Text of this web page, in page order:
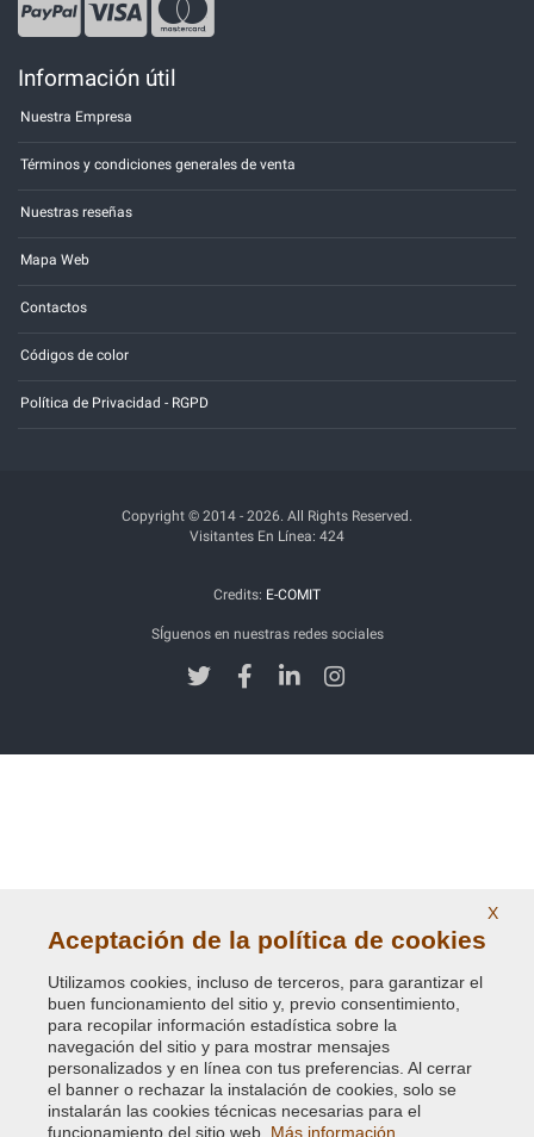
Información útil
Nuestra Empresa
Términos y condiciones generales de venta
Nuestras reseñas
Mapa Web
Contactos
Códigos de color
Política de Privacidad - RGPD
Copyright © 2014 - 2026. All Rights Reserved.
Visitantes En Línea: 424
Credits: E-COMIT
SÍguenos en nuestras redes sociales
X
Aceptación de la política de cookies
Utilizamos cookies, incluso de terceros, para garantizar el
buen funcionamiento del sitio y, previo consentimiento,
para recopilar información estadística sobre la
navegación del sitio y para mostrar mensajes
personalizados y en línea con tus preferencias. Al cerrar
el banner o rechazar la instalación de cookies, solo se
instalarán las cookies técnicas necesarias para el
funcionamiento del sitio web. Más información